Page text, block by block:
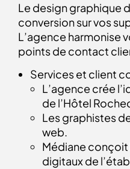
Le design graphique
conversion sur vos
L’agence harmonise
points de contact
Services et client
L’agence crée
de l’Hôtel
Les graphistes
web.
Médiane
digitaux de